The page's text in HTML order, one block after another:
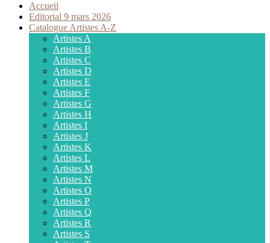
Accueil
Editorial 9 mars 2026
Catalogue Artistes A-Z
Artistes A
Artistes B
Artistes C
Artistes D
Artistes E
Artistes F
Artistes G
Artistes H
Artistes I
Artistes J
Artistes K
Artistes L
Artistes M
Artistes N
Artistes O
Artistes P
Artistes Q
Artistes R
Artistes S